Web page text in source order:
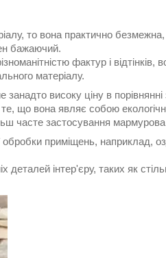
то вона практично
бажаючий.
фактур і відтінків,
матеріалу.
занадто високу ціну в
що вона являє собою
часте застосування
обробки приміщень, наприклад,
деталей інтер'єру, таких як